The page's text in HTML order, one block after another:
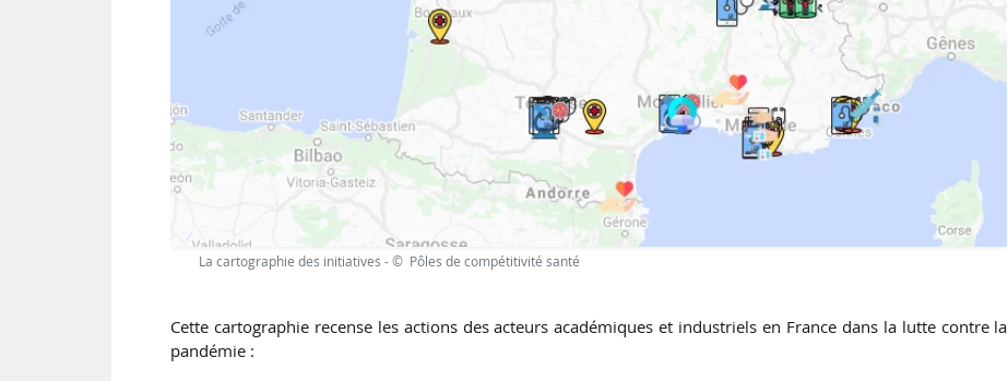
La cartographie des initiatives - © Pôles de compétitivité santé
Cette cartographie recense les actions des acteurs académiques et industriels en France dans la lutte contre la
pandémie :